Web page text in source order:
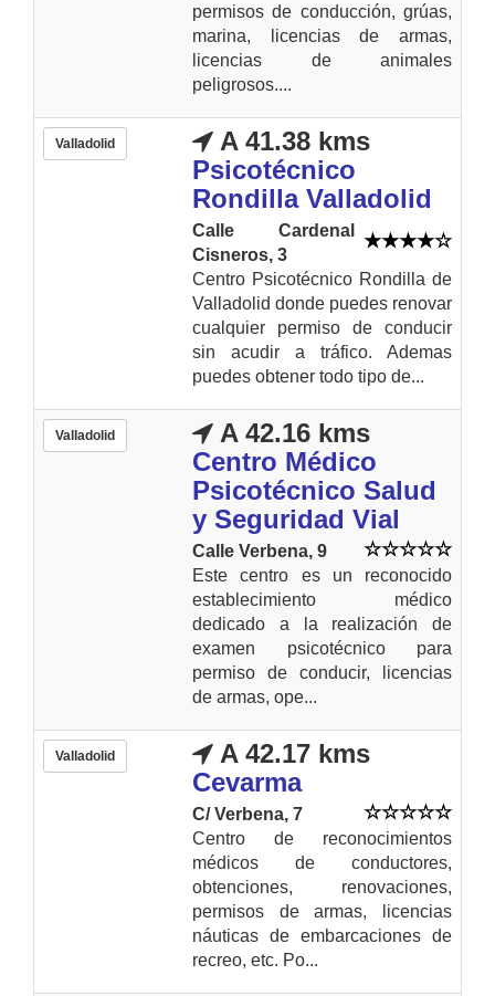
permisos de conducción, grúas,
marina, licencias de armas,
licencias de animales
peligrosos....
Valladolid
A 41.38 kms
Psicotécnico
Rondilla Valladolid
Calle Cardenal
Cisneros, 3
Centro Psicotécnico Rondilla de
Valladolid donde puedes renovar
cualquier permiso de conducir
sin acudir a tráfico. Ademas
puedes obtener todo tipo de...
Valladolid
A 42.16 kms
Centro Médico
Psicotécnico Salud
y Seguridad Vial
Calle Verbena, 9
Este centro es un reconocido
establecimiento médico
dedicado a la realización de
examen psicotécnico para
permiso de conducir, licencias
de armas, ope...
Valladolid
A 42.17 kms
Cevarma
C/ Verbena, 7
Centro de reconocimientos
médicos de conductores,
obtenciones, renovaciones,
permisos de armas, licencias
náuticas de embarcaciones de
recreo, etc. Po...